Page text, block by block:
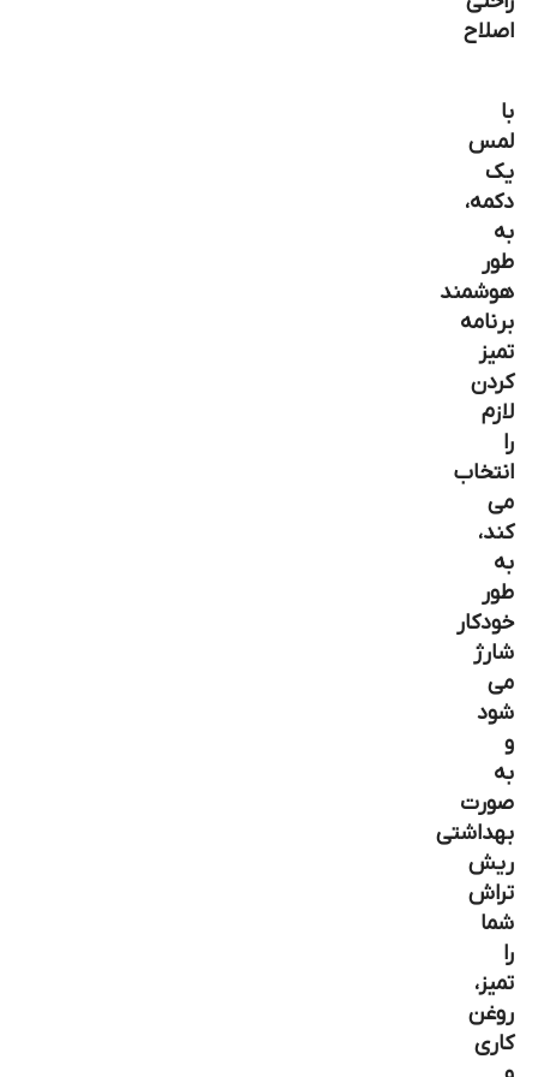
اصلاح
با
لمس
یک
دکمه،
به
طور
هوشمند
برنامه
تمیز
کردن
لازم
را
انتخاب
می
کند،
به
طور
خودکار
شارژ
می
شود
و
به
صورت
بهداشتی
ریش
تراش
شما
را
تمیز،
روغن
کاری